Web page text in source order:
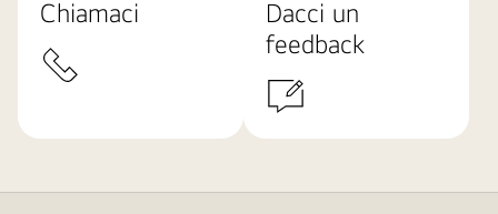
Chiamaci
Dacci un
feedback